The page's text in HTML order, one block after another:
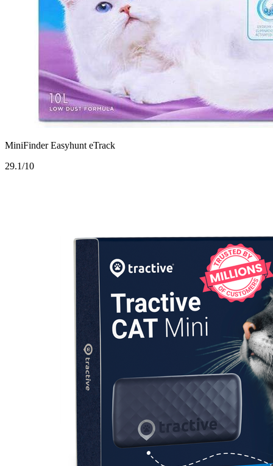
MiniFinder Easyhunt eTrack
29.1/10